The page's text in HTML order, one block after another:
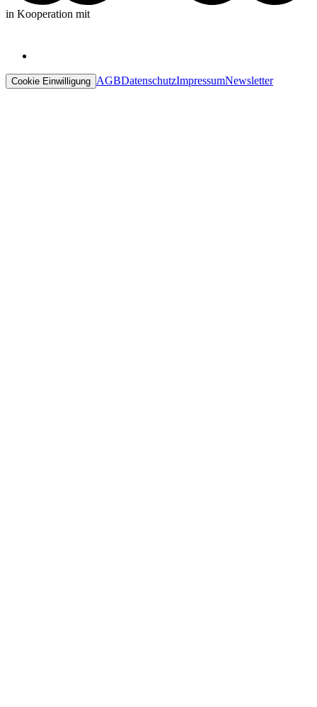
in Kooperation mit
Cookie Einwilligung AGBDatenschutzImpressumNewsletter